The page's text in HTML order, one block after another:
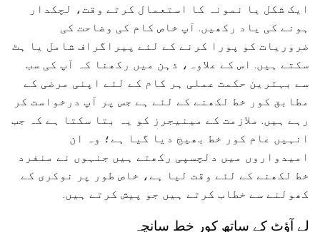
ایک شکل یا نمونہ کا استعمال کرتے وقت، لچکدار
ہونے کی یاد رکھیں. آپ خاص کام کی وضاحت کی
ضروریات کو پورا کرنے کے لئے پیراگراف شامل یا ہٹ
سکتے ہیں. اس کے علاوہ، ذہن میں رکھنا کہ آپ کی سب
سے بہترین حکمت عملی ہر کام کے لئے اپنی مرضی کے
مطابق کور خط لکھنے کے لئے ہے جس پر آپ درخواست کر
رہے ہیں. ملازمت کے مینیجرز کو یہ بتا سکتا ہے کہ جب
انہیں عام کور خط بھیج دیا گیا ہے؛ وہ ان
امیدواروں میں دلچسپی رکھتے ہیں جنہوں نے منفرد
خط لکھنے کے لئے وقت لیا ہے، خاص طور پر نوکری کے
کھولنے سے خطاب کرتے ہیں جو پیش کرتے ہیں.
لے آؤٹ کے ساتھ کور خط سانچہ